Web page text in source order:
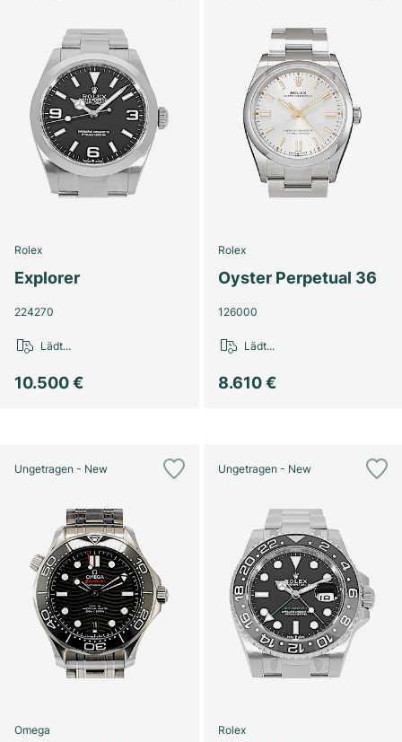
Rolex
Explorer
224270
10.500 €
Lädt...
Rolex
Oyster Perpetual 36
126000
8.610 €
Lädt...
Ungetragen - New
Omega
Ungetragen - New
Rolex